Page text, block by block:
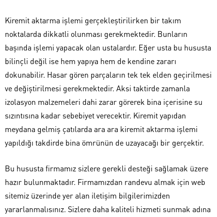
Kiremit aktarma işlemi gerçekleştirilirken bir takım
noktalarda dikkatli olunması gerekmektedir. Bunların
başında işlemi yapacak olan ustalardır. Eğer usta bu hususta
bilinçli değil ise hem yapıya hem de kendine zararı
dokunabilir. Hasar gören parçaların tek tek elden geçirilmesi
ve değiştirilmesi gerekmektedir. Aksi taktirde zamanla
izolasyon malzemeleri dahi zarar görerek bina içerisine su
sızıntısına kadar sebebiyet verecektir. Kiremit yapıdan
meydana gelmiş çatılarda ara ara kiremit aktarma işlemi
yapıldığı takdirde bina ömrünün de uzayacağı bir gerçektir.
Bu hususta firmamız sizlere gerekli desteği sağlamak üzere
hazır bulunmaktadır. Firmamızdan randevu almak için web
sitemiz üzerinde yer alan iletişim bilgilerimizden
yararlanmalısınız. Sizlere daha kaliteli hizmeti sunmak adına